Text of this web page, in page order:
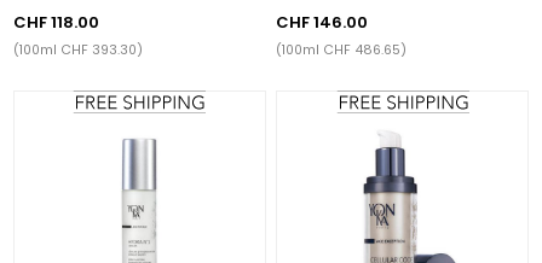
CHF 118.00
(100ml CHF 393.30)
CHF 146.00
(100ml CHF 486.65)